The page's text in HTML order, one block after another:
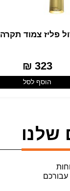
פליז צמוד תקרה
323 ₪
הוסף לסל
שלנו
עבורכם